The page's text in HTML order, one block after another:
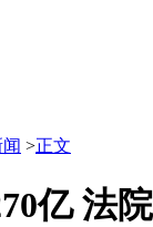
>正文
亿 法